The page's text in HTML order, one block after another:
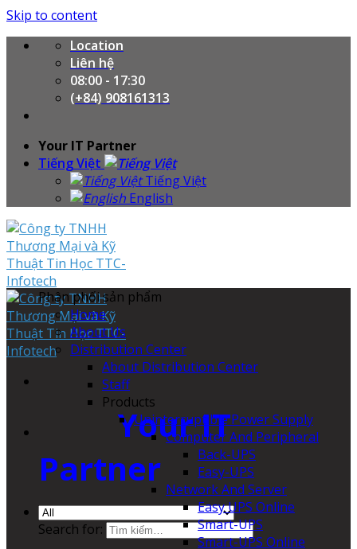
Skip to content
Location
Liên hệ
08:00 - 17:30
(+84) 908161313
Your IT Partner
Tiếng Việt
Tiếng Việt
English
Your IT
Partner
Search for:
Phân phối sản phẩm
Home
About Us
Distribution Center
About Distribution Center
Staff
Products
Uninterruptible Power Supply
Computer And Peripheral
Back-UPS
Easy-UPS
Network And Server
Easy UPS Online
Smart-UPS
Smart-UPS Online